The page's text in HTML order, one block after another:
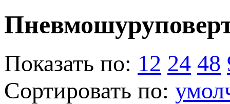
Показать по: 12 24 48
Сортировать по: